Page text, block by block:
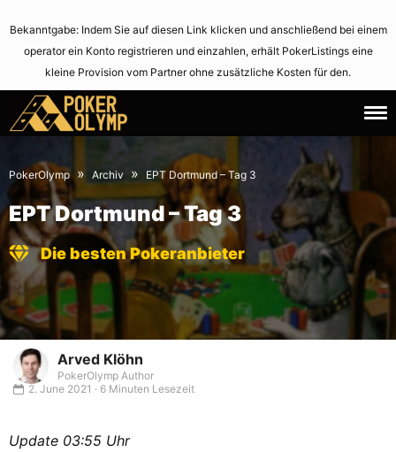
Bekanntgabe: Indem Sie auf diesen Link klicken und anschließend bei einem
operator ein Konto registrieren und einzahlen, erhält PokerListings eine
kleine Provision vom Partner ohne zusätzliche Kosten für den.
March
2007
2,
2021
PokerOlymp » Archiv » EPT Dortmund – Tag 3
EPT Dortmund – Tag 3
Die besten Pokeranbieter
Arved Klöhn
PokerOlymp Author
2. June 2021 · 6 Minuten Lesezeit
Update 03:55 Uhr